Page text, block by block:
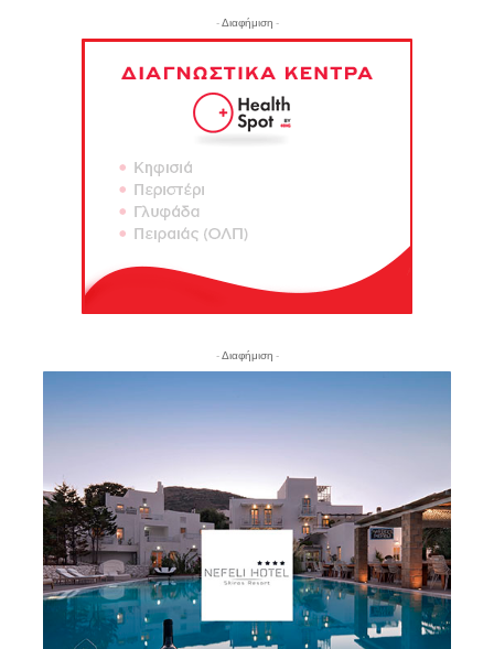
- Διαφήμιση -
- Διαφήμιση -